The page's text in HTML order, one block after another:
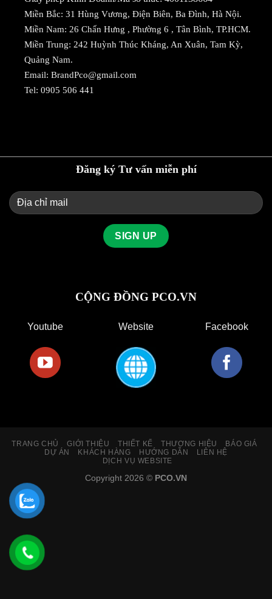
Miền Bắc: 31 Hùng Vương, Điện Biên, Ba Đình, Hà Nội.
Miền Nam: 26 Chấn Hưng , Phường 6 , Tân Bình, TP.HCM.
Miền Trung: 242 Huỳnh Thúc Kháng, An Xuân, Tam Kỳ,
Quảng Nam.
Email: BrandPco@gmail.com
Tel: 0905 506 441
CỘNG ĐỒNG PCO.VN
Youtube Website Facebook
Đăng ký Tư vấn miễn phí
TRANG CHỦ GIỚI THIỆU THIẾT KẾ THƯƠNG HIỆU
BÁO GIÁ
DỰ ÁN
KHÁCH HÀNG HƯỚNG DẪN
LIÊN HỆ
DỊCH VỤ WEBSITE
Copyright 2026 © PCO.VN